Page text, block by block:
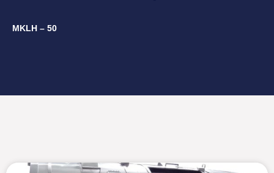
MKLH – 50